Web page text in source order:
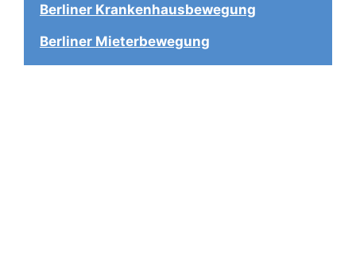
Berliner Krankenhausbewegung
Berliner Mieterbewegung